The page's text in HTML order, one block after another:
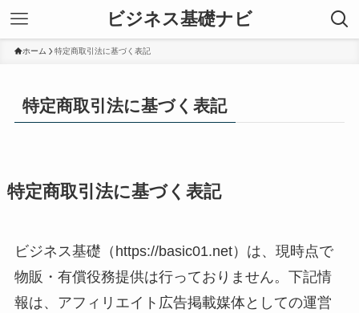
ビジネス基礎ナビ
ホーム 特定商取引法に基づく表記
特定商取引法に基づく表記
特定商取引法に基づく表記
ビジネス基礎（https://basic01.net）は、現時点で
物販・有償役務提供は行っておりません。下記情
報は、アフィリエイト広告掲載媒体としての運営